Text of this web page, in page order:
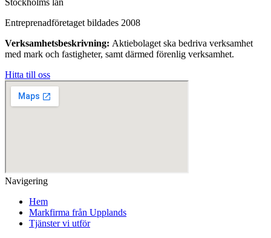
Stockholms län
Entreprenadföretaget bildades 2008
Verksamhetsbeskrivning: Aktiebolaget ska bedriva verksamhet
med mark och fastigheter, samt därmed förenlig verksamhet.
Hitta till oss
Navigering
Hem
Markfirma från Upplands
Tjänster vi utför